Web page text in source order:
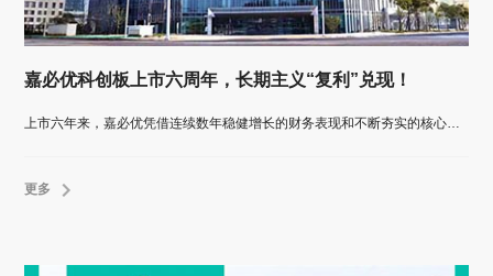
嘉必优科创板上市六周年，长期主义“复利”兑现！
上市六年来，嘉必优凭借连续数年稳健增长的财务表现和不断夯实的核心产品壁垒，划出一条清晰而稳健的增长曲线。
更多